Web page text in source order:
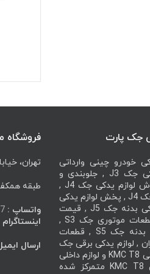
جک پارت
خودرو چینی وارداتی
جک شامل لوازم یدکی جک J3 , جلوبندی و
شاسی جک J3 , فروش لوازم یدکی جک J4 ,
سیستم انتقال نیرو جک J4 , پخش لوازم یدکی
جک J5 , قطعات یدکی بدنه جک J5 , قیمت
لوازم یدکی ارزان , قطعات موتوری جک S3 ,
فروش قطعات یدکی بدنه جک S5 , قطعات
, لوازم یدکی برقی جک
S5 , جک کی ام سی تی KMC T8 و لوازم داخلی
اتاق کی ام سی تی KMC T8 متمرکز شده
فروشگاه
تهران،
طبقه
واتساپ :
ارسال